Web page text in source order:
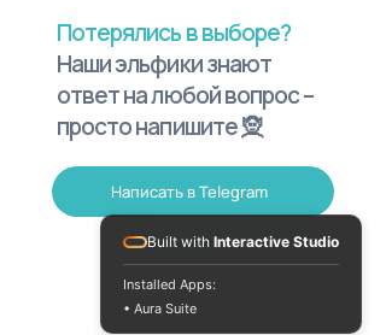
Потерялись в выборе?
Наши эльфики знают
ответ на любой вопрос –
просто напишите 🧝
Написать в Telegram
Built with Interactive Studio
Installed Apps:
• Aura Suite